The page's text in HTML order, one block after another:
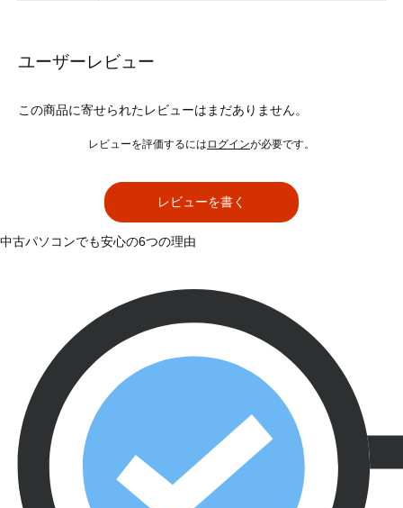
ユーザーレビュー
この商品に寄せられたレビューはまだありません。
レビューを評価するには ログインが必要です。
レビューを書く
中古パソコンでも安心の6つの理由